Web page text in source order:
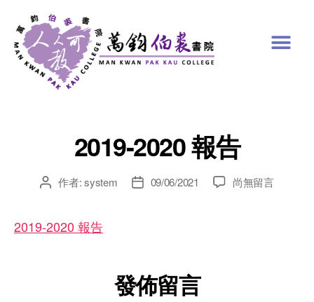
2019-2020 報告
作者:system 09/06/2021 尚無留言
2019-2020 報告
發佈留言